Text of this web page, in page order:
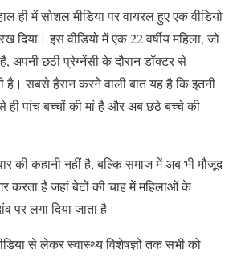
ही में सोशल मीडिया पर वायरल हुए एक वीडियो
दिया। इस वीडियो में एक 22 वर्षीय महिला, जो
अपनी छठी प्रेग्नेंसी के दौरान डॉक्टर से
है। सबसे हैरान करने वाली बात यह है कि इतनी
ही पांच बच्चों की मां है और अब छठे बच्चे की
की कहानी नहीं है, बल्कि समाज में अब भी मौजूद
करता है जहां बेटों की चाह में महिलाओं के
पर लगा दिया जाता है।
से लेकर स्वास्थ्य विशेषज्ञों तक सभी को